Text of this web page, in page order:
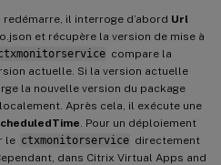
redémarre, il interroge d’abord Url
et récupère la version de mise à
compare la
actuelle. Si la version actuelle
la nouvelle version du package
Après cela, il exécute une
. Pour un déploiement
le ctxmonitorservice directement
dans Citrix Virtual Apps and